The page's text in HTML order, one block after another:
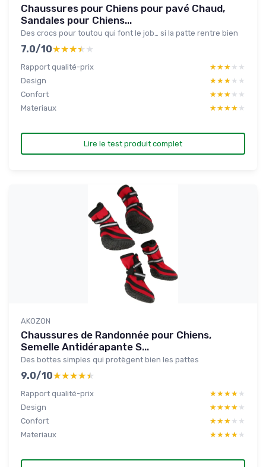
Chaussures pour Chiens pour pavé Chaud,
Sandales pour Chiens...
Des crocs pour toutou qui font le job… si la patte rentre bien
7.0/10★★★★★
★★★★★
Rapport qualité-prix ★★★★★
★★★★★
Design
★★★★★
★★★★★
Confort
★★★★★
★★★★★
Materiaux
★★★★★
★★★★★
Lire le test produit complet
AKOZON
Chaussures de Randonnée pour Chiens,
Semelle Antidérapante S...
Des bottes simples qui protègent bien les pattes
9.0/10★★★★★
★★★★★
Rapport qualité-prix ★★★★★
★★★★★
Design
★★★★★
★★★★★
Confort
★★★★★
★★★★★
Materiaux
★★★★★
★★★★★